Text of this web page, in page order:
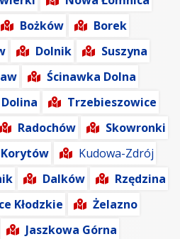
Bożków
Borek
Dolnik
Suszyna
Ścinawka Dolna
Dolina
Trzebieszowice
Radochów
Skowronki
Korytów
Kudowa-Zdrój
Dalków
Rzędzina
Kłodzkie
Żelazno
Jaszkowa Górna